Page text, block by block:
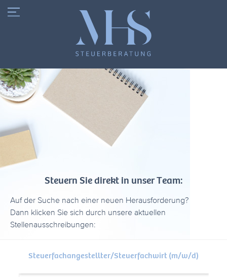
Steuern Sie direkt in unser Team:
Auf der Suche nach einer neuen Herausforderung?
Dann klicken Sie sich durch unsere aktuellen
Stellenausschreibungen:
Steuerfachangestellter/Steuerfachwirt (m/w/d)